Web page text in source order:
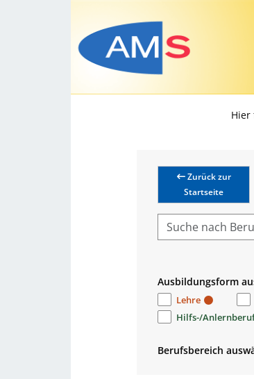
Hier
Zurück zur
Startseite
Ausbildungsform
Lehre
Hilfs-/
Berufsbereich